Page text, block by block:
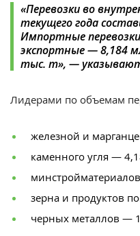
«Перевозки во
текущего года
Импортные
экспортные — 8,184
тыс. т», —
Лидерами по объемам
железной и
каменного угля —
зерна и продуктов
черных металлов —